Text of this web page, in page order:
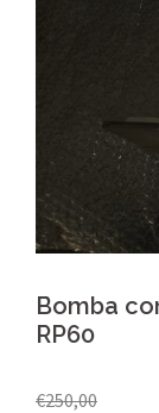
Bomba
RP60
€250,00